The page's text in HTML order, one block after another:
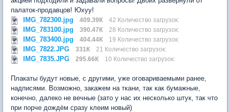
палаток-продавцов! Юхуу!
IMG_782300.jpg
409.39К 42 Количество загрузок:
IMG_783100.jpg 390.47К 28 Количество загрузок:
IMG_783400.jpg 404.44К 19 Количество загрузок:
IMG_7822.JPG 331К 21 Количество загрузок:
IMG_7835.JPG 295.66К 10 Количество загрузок:
Плакаты будут новые, с другими, уже оговариваемыми ранее,
надписями. Возможно, закажем на ткани, так как бумажные,
конечно, далеко не вечные (зато у нас их несколько штук, так что
при порче дождём сразу клеим новый)